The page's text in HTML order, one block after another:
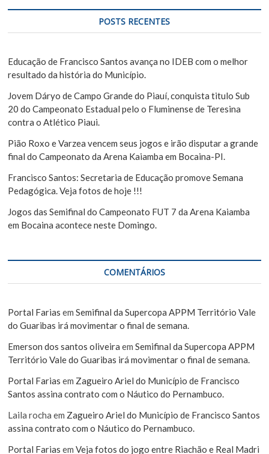
P
o
s
t
q
i
a
POSTS RECENTES
Educação de Francisco Santos avança no IDEB com o melhor
resultado da história do Município.
Jovem Dáryo de Campo Grande do Piauí, conquista titulo Sub
20 do Campeonato Estadual pelo o Fluminense de Teresina
contra o Atlético Piaui.
Pião Roxo e Varzea vencem seus jogos e irão disputar a grande
final do Campeonato da Arena Kaiamba em Bocaina-PI.
Francisco Santos: Secretaria de Educação promove Semana
Pedagógica. Veja fotos de hoje !!!
Jogos das Semifinal do Campeonato FUT 7 da Arena Kaiamba
em Bocaina acontece neste Domingo.
COMENTÁRIOS
Portal Farias emSemifinal da Supercopa APPM Território Vale
do Guaribas irá movimentar o final de semana.
Emerson dos santos oliveira emSemifinal da Supercopa APPM
Território Vale do Guaribas irá movimentar o final de semana.
Portal Farias em Zagueiro Ariel do Município de Francisco
Santos assina contrato com o Náutico do Pernambuco.
Laila rocha em Zagueiro Ariel do Município de Francisco Santos
assina contrato com o Náutico do Pernambuco.
Portal Farias emVeja fotos do jogo entre Riachão e Real Madri